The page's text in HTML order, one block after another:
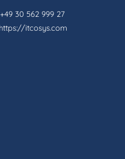
30 562 999 27
itcosys.com